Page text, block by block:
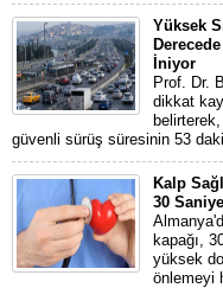
Yüksek
İniyor
Prof. Dr.
dikkat
güvenli sürüş süresinin 53
Kalp
30
kapağı,
yüksek
önlemeyi